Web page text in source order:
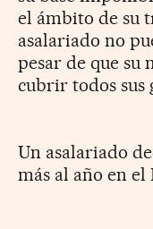
el ámbito de su
asalariado no
pesar de que su
cubrir todos sus
Un asalariado
más al año en